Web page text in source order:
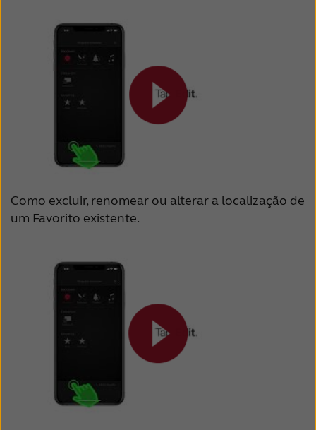
Como excluir, renomear ou alterar a localização de
um Favorito existente.